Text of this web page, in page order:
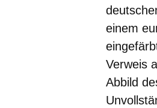
einem
Verweis
Abbild